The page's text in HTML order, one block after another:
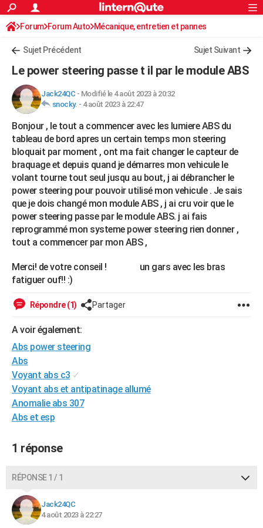
ACTUALITÉS
Politique
Société
Faits Divers
Education
Monde
Villes
+
FINANCE
Retraite
Impôts
Epargne
Immobilier
Risques naturels par ville
Banque
Assurance
Crédit
AUTO
Essais
Réserver un essai
Citadines
Berlines
SUV
Forum auto
+HIGH-TECH
Mobiles
Meilleur smartphone
Internet
Ordinateurs
Jeux vidéo
Guide high-tech
+BRICOLAGE
Forum
Aménagement intérieur
Extérieur
Cuisine
Salle de bains
Jardinage
Rangement
WEEK-END
Guides de France
Escapades
Patrimoine
Expositions
Musées
Week-end nature
+LIFESTYLE
Art de vivre
Bien-être
Loisirs
Mode
Modes de vie
SANTE
Destinations
City break
Voyage nature
Voyage de noces
Forum
Climat
+PHOTO
GUIDES D'ACHAT
BONS PLANS
CARTE DE VOEUX
Carte de Noël
Carte Bonne année
Carte Saint-Valentin
Carte Pâques
Carte d'anniversaire
DICTIONNAIRE
Dictionnaire
Biographies
Citations
Expressions
Proverbes
PROGRAMME TV
COPAINS D'AVANT
AVIS DE DÉCÈS
Rechercher
S'inscrire
Connexion
Forum Forum Auto Mécanique, entretien et pannes
Sujet Précédent Sujet Suivant
Le power steering passe t il par le module ABS
Jack24QC- Modifié le 4 août 2023 à 20:32
snocky. - 4 août 2023 à 22:47
Bonjour , le tout a commencer avec les lumiere ABS du
tableau de bord apres un certain temps mon steering
bloquait par moment , ont ma fait changer le capteur de
braquage et depuis quand je démarres mon vehicule le
volant tourne tout seul jusqu au bout, j ai débrancher le
power steering pour pouvoir utilisé mon vehicule . Je sais
que je dois changé mon module ABS , j ai cru voir que le
power steering passe par le module ABS. j ai fais
reprogrammé mon systeme power steering rien donner ,
tout a commencer par mon ABS ,
Merci! de votre conseil ! un gars avec les bras
fatiguer ouf!! :)
Répondre (1) Partager
A voir également:
Abs power steering
Abs
Voyant abs c3 ✓
Voyant abs et antipatinage allumé
Anomalie abs 307
Abs et esp
1 réponse
RÉPONSE 1 / 1
Jack24QC
4 août 2023 à 22:27